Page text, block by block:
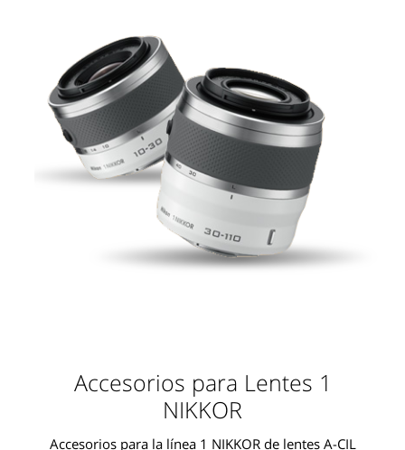
Accesorios para Lentes 1
NIKKOR
Accesorios para la línea 1 NIKKOR de lentes A-CIL